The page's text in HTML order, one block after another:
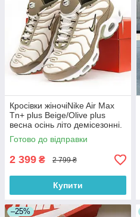
Кросівки жіночіNike Air Max
Tn+ plus Beige/Olive plus
весна осінь літо демісезонні.
Живе фото
Готово до відправки
2 399 ₴ 2 799 ₴
Купити
–25%